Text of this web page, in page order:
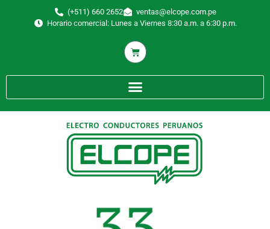
(+511) 660 2652
ventas@elcope.com.pe
Horario comercial: Lunes a Viernes 8:30 a.m. a 6:30 p.m.